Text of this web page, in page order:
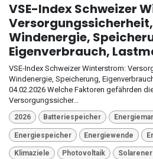
VSE-Index Schweizer
Windenergie,
Eigenverbrauch,
VSE-Index Schweizer Winterstrom:
Windenergie, Speicherung,
04.02.2026 Welche Faktoren gefährden
Versorgungssicher...
2026 Batteriespeicher
Energiespeicher Energiewende
Klimaziele Photovoltaik